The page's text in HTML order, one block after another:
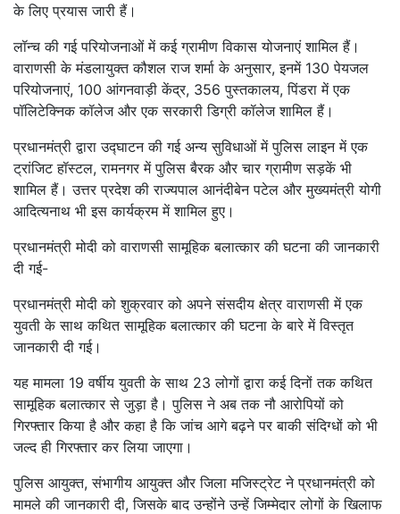
के लिए प्रयास जारी हैं।
लॉन्च की गई परियोजनाओं में कई ग्रामीण विकास योजनाएं शामिल हैं।
वाराणसी के मंडलायुक्त कौशल राज शर्मा के अनुसार, इनमें 130 पेयजल
परियोजनाएं, 100 आंगनवाड़ी केंद्र, 356 पुस्तकालय, पिंडरा में एक
पॉलिटेक्निक कॉलेज और एक सरकारी डिग्री कॉलेज शामिल हैं।
प्रधानमंत्री द्वारा उद्घाटन की गई अन्य सुविधाओं में पुलिस लाइन में एक
ट्रांजिट हॉस्टल, रामनगर में पुलिस बैरक और चार ग्रामीण सड़कें भी
शामिल हैं। उत्तर प्रदेश की राज्यपाल आनंदीबेन पटेल और मुख्यमंत्री योगी
आदित्यनाथ भी इस कार्यक्रम में शामिल हुए।
प्रधानमंत्री मोदी को वाराणसी सामूहिक बलात्कार की घटना की जानकारी
दी गई-
प्रधानमंत्री मोदी को शुक्रवार को अपने संसदीय क्षेत्र वाराणसी में एक
युवती के साथ कथित सामूहिक बलात्कार की घटना के बारे में विस्तृत
जानकारी दी गई।
यह मामला 19 वर्षीय युवती के साथ 23 लोगों द्वारा कई दिनों तक कथित
सामूहिक बलात्कार से जुड़ा है। पुलिस ने अब तक नौ आरोपियों को
गिरफ्तार किया है और कहा है कि जांच आगे बढ़ने पर बाकी संदिग्धों को भी
जल्द ही गिरफ्तार कर लिया जाएगा।
पुलिस आयुक्त, संभागीय आयुक्त और जिला मजिस्ट्रेट ने प्रधानमंत्री को
मामले की जानकारी दी, जिसके बाद उन्होंने उन्हें जिम्मेदार लोगों के खिलाफ